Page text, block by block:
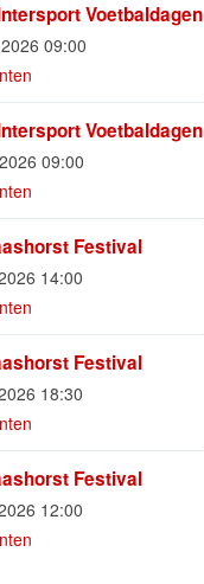
Voetbaldagen
09:00
Voetbaldagen
09:00
Festival
14:00
Festival
18:30
Festival
12:00